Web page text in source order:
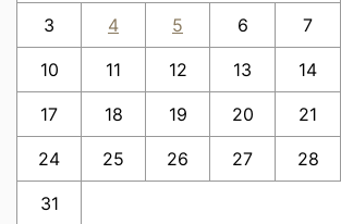
3 4 5 6 7
10 11 12 13 14
17 18 19 20 21
24 25 26 27 28
31